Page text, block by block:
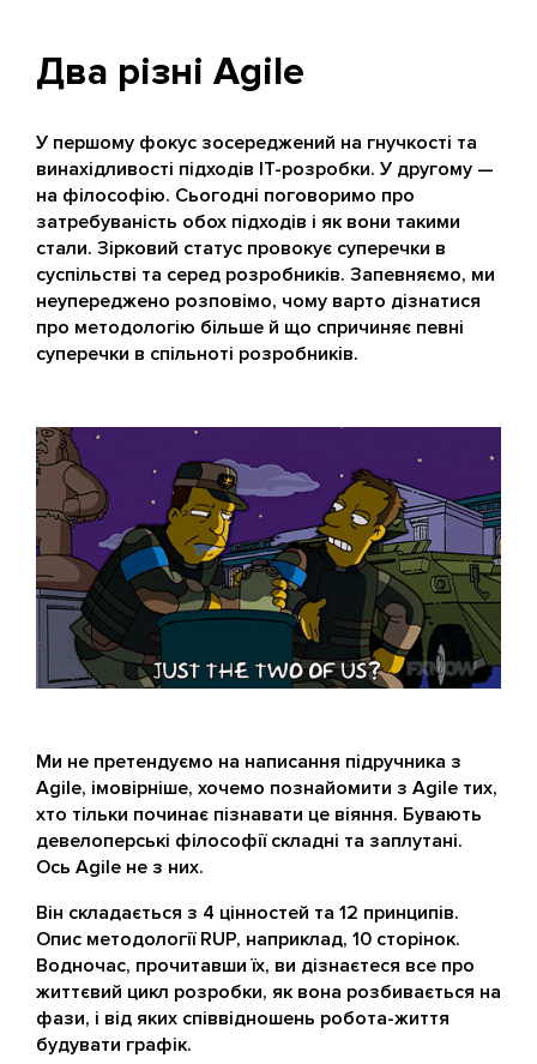
Два різні Agile
У першому фокус зосереджений на гнучкості та
винахідливості підходів IT-розробки. У другому —
на філософію. Сьогодні поговоримо про
затребуваність обох підходів і як вони такими
стали. Зірковий статус провокує суперечки в
суспільстві та серед розробників. Запевняємо, ми
неупереджено розповімо, чому варто дізнатися
про методологію більше й що спричиняє певні
суперечки в спільноті розробників.
Ми не претендуємо на написання підручника з
Agile, імовірніше, хочемо познайомити з Agile тих,
хто тільки починає пізнавати це віяння. Бувають
девелоперські філософії складні та заплутані.
Ось Agile не з них.
Він складається з 4 цінностей та 12 принципів.
Опис методології RUP, наприклад, 10 сторінок.
Водночас, прочитавши їх, ви дізнаєтеся все про
життєвий цикл розробки, як вона розбивається на
фази, і від яких співвідношень робота-життя
будувати графік.